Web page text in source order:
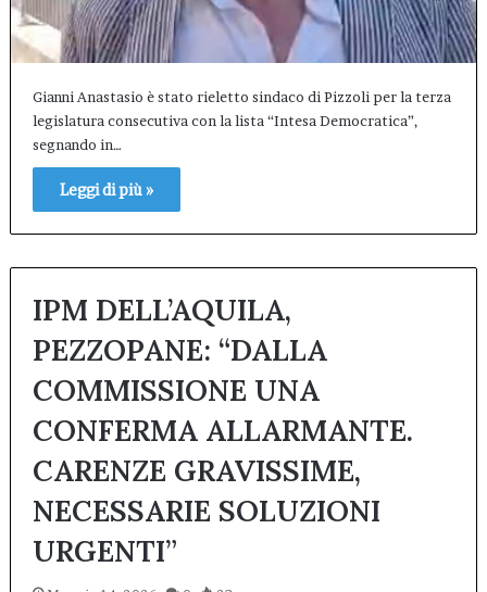
Gianni Anastasio è stato rieletto sindaco di Pizzoli per la terza
legislatura consecutiva con la lista “Intesa Democratica”,
segnando in…
Leggi di più »
IPM DELL’AQUILA,
PEZZOPANE: “DALLA
COMMISSIONE UNA
CONFERMA ALLARMANTE.
CARENZE GRAVISSIME,
NECESSARIE SOLUZIONI
URGENTI”